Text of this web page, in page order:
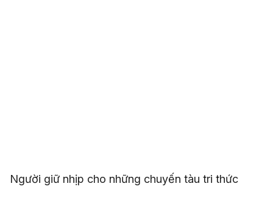
Người giữ nhịp cho những chuyến tàu tri thức